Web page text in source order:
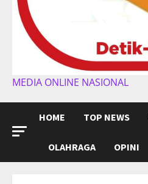
MEDIA ONLINE NASIONAL
HOME TOP NEWS
OLAHRAGA OPINI